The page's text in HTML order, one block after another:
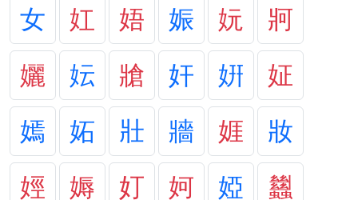
女
妅 娪 娠 妧
牁
孋
妘 牄 奸 姸
姃
嫣
妬 壯 牆 娾
妝
娙
媷 奵 妸 婭
蠿